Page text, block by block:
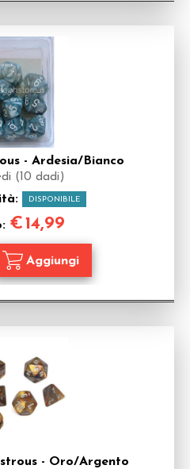
- Ardesia/Bianco
(10 dadi)
DISPONIBILE
€14,99
- Oro/Argento